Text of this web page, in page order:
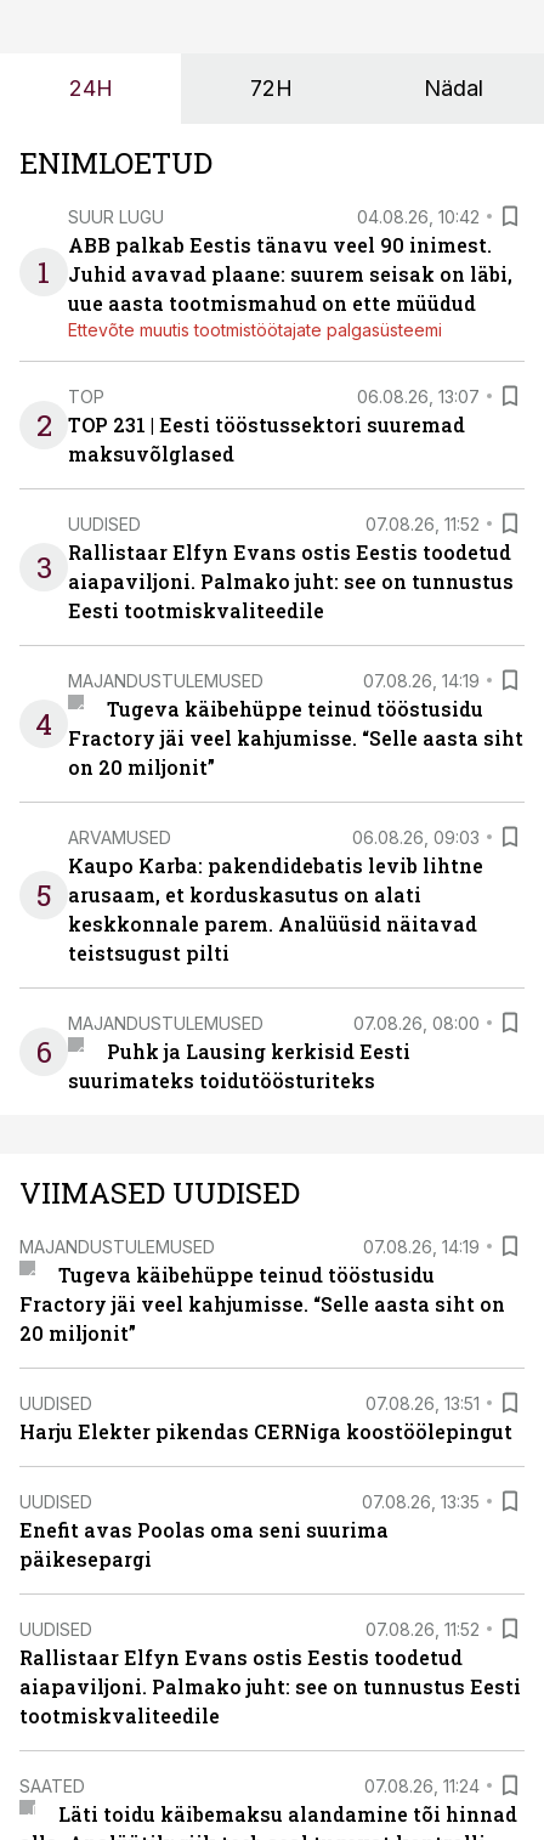
OÜ tegevjuht Sander Mitendorf.
24H 72H Nädal
ENIMLOETUD
1
SUUR LUGU 04.08.26, 10:42
ABB palkab Eestis tänavu veel 90 inimest.
Juhid avavad plaane: suurem seisak on läbi,
uue aasta tootmismahud on ette müüdud
Ettevõte muutis tootmistöötajate palgasüsteemi
2
TOP 06.08.26, 13:07
TOP 231 | Eesti tööstussektori suuremad
maksuvõlglased
3
UUDISED 07.08.26, 11:52
Rallistaar Elfyn Evans ostis Eestis toodetud
aiapaviljoni. Palmako juht: see on tunnustus
Eesti tootmiskvaliteedile
4
MAJANDUSTULEMUSED 07.08.26, 14:19
Tugeva käibehüppe teinud tööstusidu
Fractory jäi veel kahjumisse. “Selle aasta siht
on 20 miljonit”
5
ARVAMUSED 06.08.26, 09:03
Kaupo Karba: pakendidebatis levib lihtne
arusaam, et korduskasutus on alati
keskkonnale parem. Analüüsid näitavad
teistsugust pilti
6
MAJANDUSTULEMUSED 07.08.26, 08:00
Puhk ja Lausing kerkisid Eesti
suurimateks toidutöösturiteks
VIIMASED UUDISED
MAJANDUSTULEMUSED 07.08.26, 14:19
Tugeva käibehüppe teinud tööstusidu
Fractory jäi veel kahjumisse. “Selle aasta siht on
20 miljonit”
UUDISED 07.08.26, 13:51
Harju Elekter pikendas CERNiga koostöölepingut
UUDISED 07.08.26, 13:35
Enefit avas Poolas oma seni suurima
päikesepargi
UUDISED 07.08.26, 11:52
Rallistaar Elfyn Evans ostis Eestis toodetud
aiapaviljoni. Palmako juht: see on tunnustus Eesti
tootmiskvaliteedile
SAATED 07.08.26, 11:24
Läti toidu käibemaksu alandamine tõi hinnad